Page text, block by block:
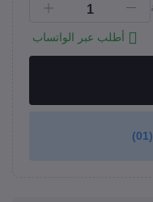
أطلب عبر الواتساب
(01)